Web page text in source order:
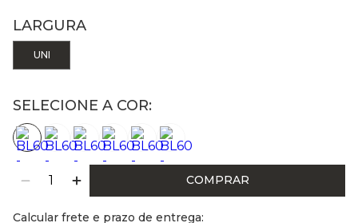
LARGURA
UNI
SELECIONE A COR:
COMPRAR
Calcular frete e prazo de entrega: